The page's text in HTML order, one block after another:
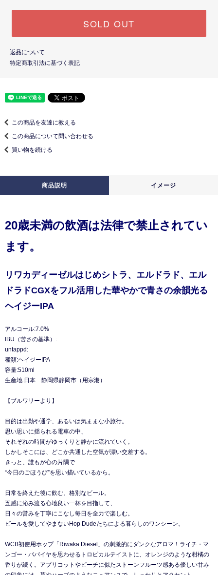
SOLD OUT
返品について
特定商取引法に基づく表記
この商品を友達に教える
この商品について問い合わせる
買い物を続ける
商品説明 イメージ
20歳未満の飲酒は法律で禁止されてい
ます。
リワカディーゼルはじめシトラ、エルドラド、エル
ドラドCGXをフル活用した華やかで青さの余韻光る
ヘイジーIPA
アルコール:7.0%
IBU（苦さの基準）:
untappd:
種類:ヘイジーIPA
容量:510ml
生産地:日本 静岡県静岡市（用宗港）
【ブルワリーより】
目的は出勤や通学、あるいは気ままな小旅行。
思い思いに揺られる電車の中、
それぞれの時間がゆっくりと静かに流れていく。
しかしそこには、どこか共通した空気が漂い交差する。
きっと、誰もが心の片隅で
“今日のごほうび”を思い描いているから。
日常を終えた後に飲む、格別なビール。
五感に沁み渡る心地良い一杯を目指して、
日々の営みを丁寧にこなし毎日を全力で楽しむ。
ビールを愛してやまないHop Dudeたちによる暮らしのワンシーン。
WCB初使用ホップ「Riwaka Diesel」の刺激的にダンクなアロマ！ライチ・マ
ンゴー・パパイヤを思わせるトロピカルテイストに、オレンジのような柑橘の
香りが続く。アプリコットやピーチに似たストーンフルーツ感ある優しい甘み